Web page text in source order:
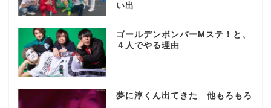
い出
ゴールデンボンバーMステ！と、
４人でやる理由
夢に淳くん出てきた 他もろもろ